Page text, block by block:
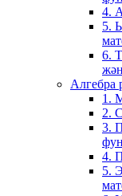
4.
5.
6.
Алгебра
1.
2.
3.
4.
5.